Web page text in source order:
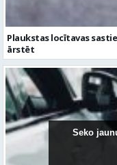
Plaukstas locītavas
ārstēt
Seko